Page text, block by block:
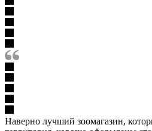
Наверно лучший зоомагазин,